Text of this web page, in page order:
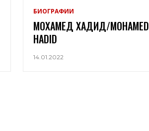
БИОГРАФИИ
МОХАМЕД ХАДИД/MOHAMED
HADID
14.01.2022